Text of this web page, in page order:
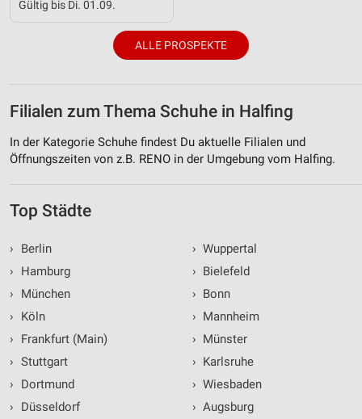
Gültig bis Di. 01.09.
ALLE PROSPEKTE
Filialen zum Thema Schuhe in Halfing
In der Kategorie Schuhe findest Du aktuelle Filialen und
Öffnungszeiten von z.B. RENO in der Umgebung vom Halfing.
Top Städte
›
Berlin
›
Hamburg
›
München
›
Köln
›
Frankfurt (Main)
› Stuttgart
›
Dortmund
›
Düsseldorf
› Wuppertal
› Bielefeld
› Bonn
› Mannheim
› Münster
› Karlsruhe
› Wiesbaden
› Augsburg